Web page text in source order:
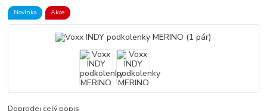
Novinka Akce
Doprodej celý popis